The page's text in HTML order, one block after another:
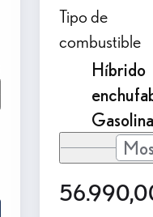
Tipo de
combustible
Híbrido
Gasolina